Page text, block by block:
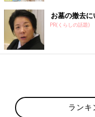
■同級生やきょうだいと比
「2人の子ども達が3月生
守って下さったお陰で、
ての気構えは、『同級生
ニコ笑って楽しそうに登
焦らない！ことが
お墓の撤去
PR(くらしの話題)
ランキ